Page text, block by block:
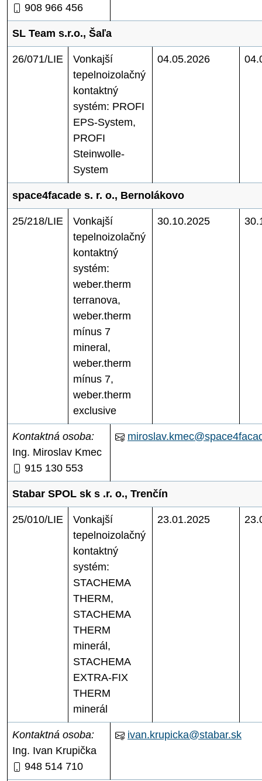
908 966 456
SL Team s.r.o., Šaľa
26/071/LIE
Vonkajší
tepelnoizolačný
kontaktný
systém: PROFI
EPS-System,
PROFI
Steinwolle-
System
04.05.2026
space4facade s. r. o., Bernolákovo
25/218/LIE
Vonkajší
tepelnoizolačný
kontaktný
systém:
weber.therm
terranova,
weber.therm
mínus 7
mineral,
weber.therm
mínus 7,
weber.therm
exclusive
30.10.2025
Kontaktná osoba:
Ing. Miroslav Kmec
915 130 553
Stabar SPOL sk s .r. o., Trenčín
25/010/LIE
Vonkajší
tepelnoizolačný
kontaktný
systém:
STACHEMA
THERM,
STACHEMA
THERM
minerál,
STACHEMA
EXTRA-FIX
THERM
minerál
23.01.2025
Kontaktná osoba:
Ing. Ivan Krupička
948 514 710
ivan.krupicka@stabar.sk